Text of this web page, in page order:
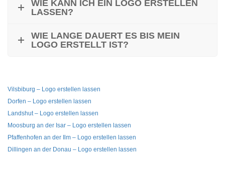
WIE KANN ICH EIN LOGO ERSTELLEN
LASSEN?
WIE LANGE DAUERT ES BIS MEIN
LOGO ERSTELLT IST?
Vilsbiburg – Logo erstellen lassen
Dorfen – Logo erstellen lassen
Landshut – Logo erstellen lassen
Moosburg an der Isar – Logo erstellen lassen
Pfaffenhofen an der Ilm – Logo erstellen lassen
Dillingen an der Donau – Logo erstellen lassen